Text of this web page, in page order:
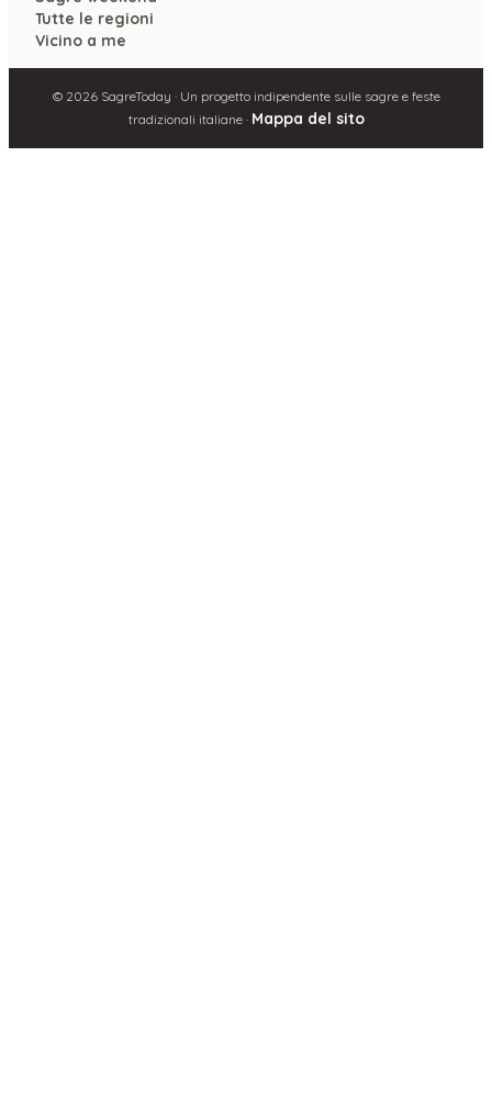
Tutte le regioni
Vicino a me
© 2026SagreToday · Un progetto indipendente sulle sagre e feste
tradizionali italiane · Mappa del sito